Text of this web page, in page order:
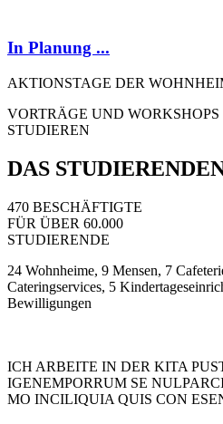
In Planung ...
AKTIONSTAGE DER
VORTRÄGE UND
STUDIEREN
DAS
470 BESCHÄFTIGTE
FÜR ÜBER 60.000
STUDIERENDE
24 Wohnheime, 9 Mensen, 7
Cateringservices, 5
Bewilligungen
ICH ARBEITE IN DER KITA
IGENEMPORRUM SE
MO INCILIQUIA QUIS CON